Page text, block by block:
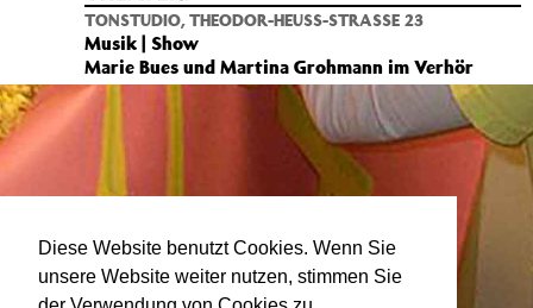
Diese Website benutzt Cookies. Wenn Sie
unsere Website weiter nutzen, stimmen Sie
TONSTUDIO, THEODOR-HEUSS-STRASSE 23
Musik | Show
Marie Bues und Martina Grohmann im Verhör